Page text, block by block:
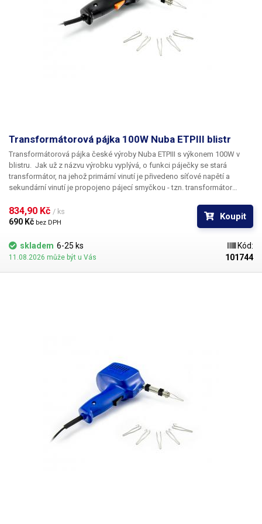
Transformátorová pájka 100W Nuba ETPIII blistr
Transformátorová pájka české výroby Nuba ETPIII s výkonem 100W v
blistru. Jak už z názvu výrobku vyplývá, o funkci páječky se stará
transformátor, na jehož primární vinutí je přivedeno síťové napětí a
sekundární vinutí je propojeno pájecí smyčkou - tzn. transformátor
následek okamžité rozžhavení pájecí smyčky. Jako indikátor sepnutí
pájky slouží LED dioda, která slouží také pro osvětlení pájeného spoje.
rychlým vychladnutím, což není zrovna doménou mikropájek. Jsou pro
to vhodné především proservis v terénu
. Jejich nevýhodou je však jejich
834,90 Kč / ks
690 Kč bez DPH
Koupit
skladem 6-25 ks
11.08.2026 může být u Vás
Kód:
101744